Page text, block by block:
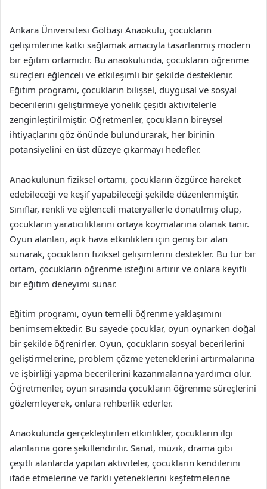
Ankara Üniversitesi Gölbaşı Anaokulu, çocukların
gelişimlerine katkı sağlamak amacıyla tasarlanmış modern
bir eğitim ortamıdır. Bu anaokulunda, çocukların öğrenme
süreçleri eğlenceli ve etkileşimli bir şekilde desteklenir.
Eğitim programı, çocukların bilişsel, duygusal ve sosyal
becerilerini geliştirmeye yönelik çeşitli aktivitelerle
zenginleştirilmiştir. Öğretmenler, çocukların bireysel
ihtiyaçlarını göz önünde bulundurarak, her birinin
potansiyelini en üst düzeye çıkarmayı hedefler.
Anaokulunun fiziksel ortamı, çocukların özgürce hareket
edebileceği ve keşif yapabileceği şekilde düzenlenmiştir.
Sınıflar, renkli ve eğlenceli materyallerle donatılmış olup,
çocukların yaratıcılıklarını ortaya koymalarına olanak tanır.
Oyun alanları, açık hava etkinlikleri için geniş bir alan
sunarak, çocukların fiziksel gelişimlerini destekler. Bu tür bir
ortam, çocukların öğrenme isteğini artırır ve onlara keyifli
bir eğitim deneyimi sunar.
Eğitim programı, oyun temelli öğrenme yaklaşımını
benimsemektedir. Bu sayede çocuklar, oyun oynarken doğal
bir şekilde öğrenirler. Oyun, çocukların sosyal becerilerini
geliştirmelerine, problem çözme yeteneklerini artırmalarına
ve işbirliği yapma becerilerini kazanmalarına yardımcı olur.
Öğretmenler, oyun sırasında çocukların öğrenme süreçlerini
gözlemleyerek, onlara rehberlik ederler.
Anaokulunda gerçekleştirilen etkinlikler, çocukların ilgi
alanlarına göre şekillendirilir. Sanat, müzik, drama gibi
çeşitli alanlarda yapılan aktiviteler, çocukların kendilerini
ifade etmelerine ve farklı yeteneklerini keşfetmelerine